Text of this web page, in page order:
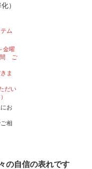
）
ム
金曜
間 ご
ま
だい
お
相
の自信の表れです